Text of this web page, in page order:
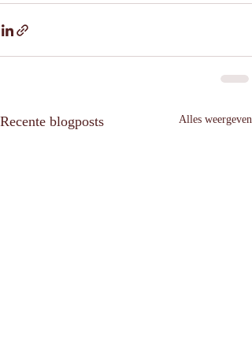
Recente blogposts Alles weergeven